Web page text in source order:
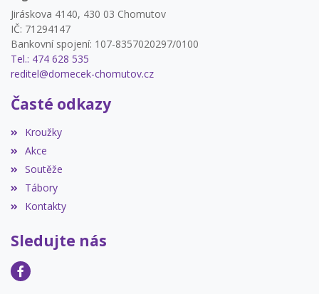
Jiráskova 4140, 430 03 Chomutov
IČ: 71294147
Bankovní spojení: 107-8357020297/0100
Tel.: 474 628 535
reditel@domecek-chomutov.cz
Časté odkazy
Kroužky
Akce
Soutěže
Tábory
Kontakty
Sledujte nás